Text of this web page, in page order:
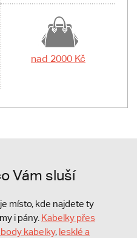
nad 2000 Kč
Vám sluší
místo, kde najdete ty
i pány. Kabelky přes
kabelky, lesklé a